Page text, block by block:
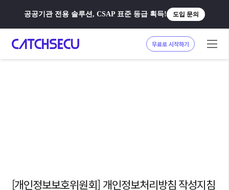
공공기관 전용 솔루션, CSAP 표준 등급 획득! 도입 문의
무료로 시작하기
[개인정보보호위원회] 개인정보처리방침 작성지침